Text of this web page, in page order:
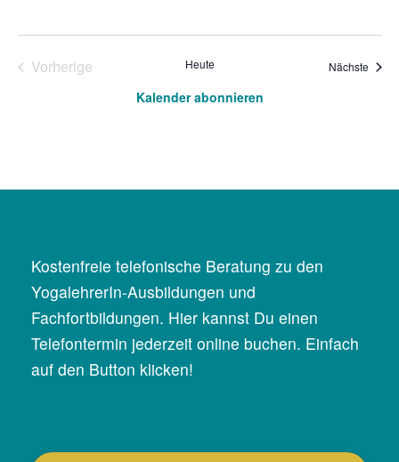
Vorherige
Heute Nächste
Kalender abonnieren
Kostenfreie telefonische Beratung zu den
YogalehrerIn-Ausbildungen und
Fachfortbildungen. Hier kannst Du einen
Telefontermin jederzeit online buchen. Einfach
auf den Button klicken!